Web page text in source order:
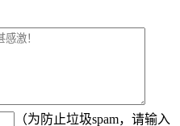
（为防止垃圾spam，请输入